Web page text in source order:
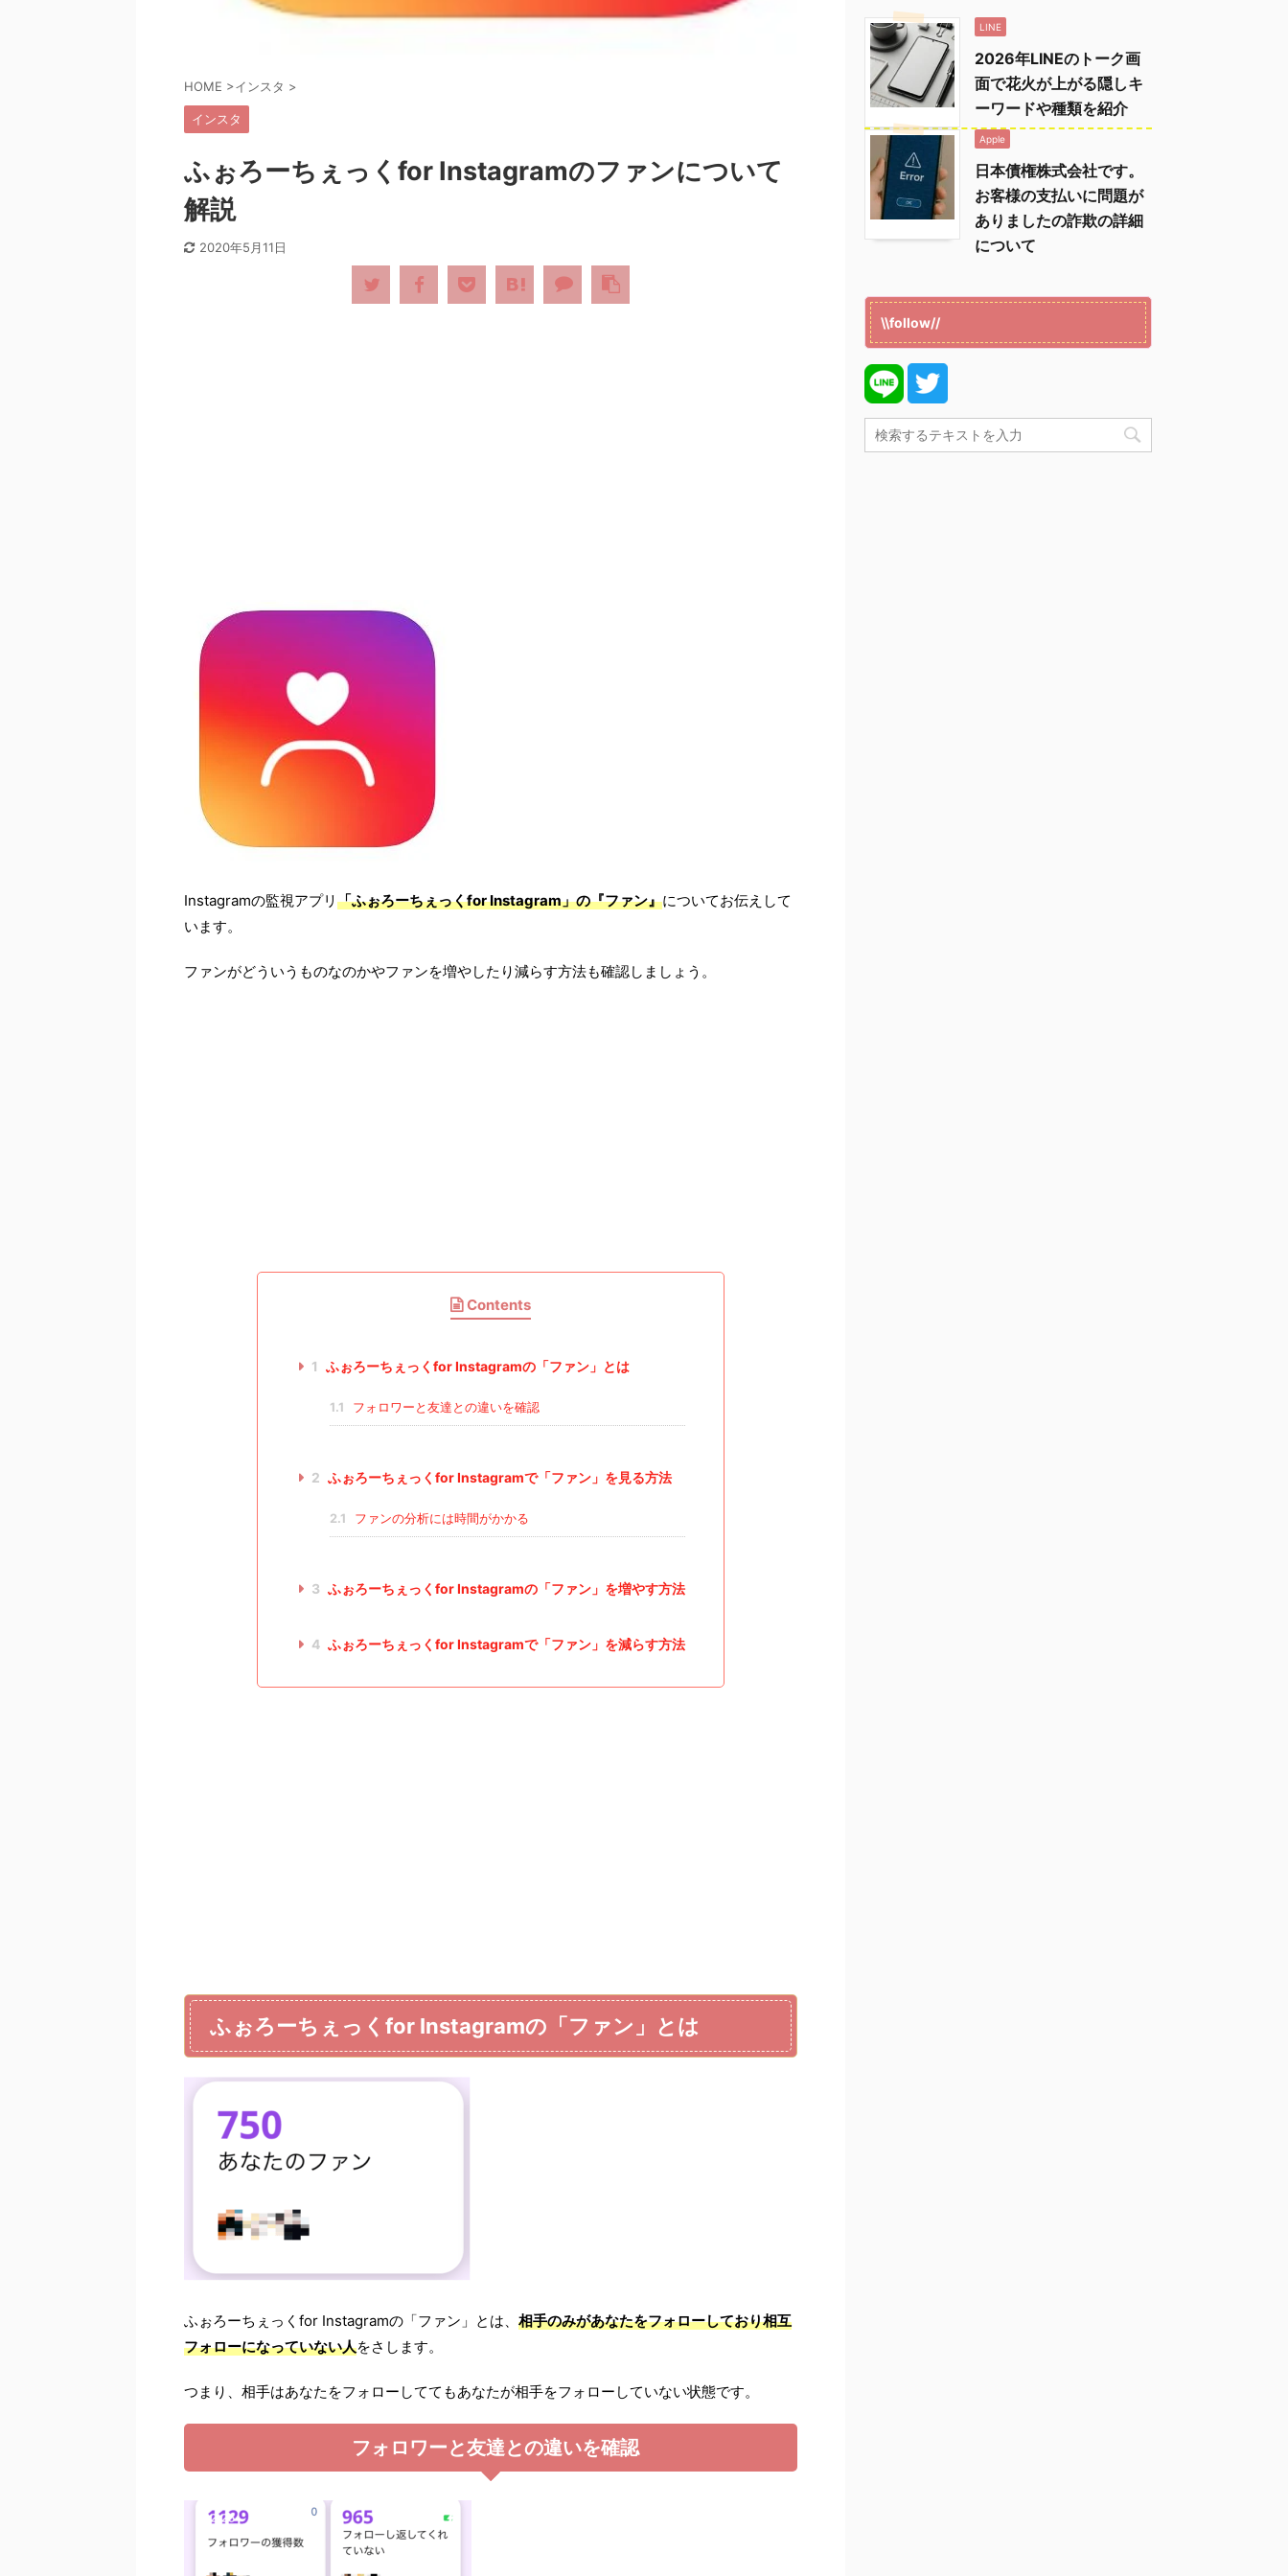
HOME >インスタ >
インスタ
ふぉろーちぇっくfor Instagramのファンについて
解説
2020年5月11日
Instagramの監視アプリ 「ふぉろーちぇっくfor Instagram」の『ファン』についてお伝えして
います。
ファンがどういうものなのかやファンを増やしたり減らす方法も確認しましょう。
Contents
1 ふぉろーちぇっくfor Instagramの「ファン」とは
1.1 フォロワーと友達との違いを確認
2 ふぉろーちぇっくfor Instagramで「ファン」を見る方法
2.1 ファンの分析には時間がかかる
3 ふぉろーちぇっくfor Instagramの「ファン」を増やす方法
4 ふぉろーちぇっくfor Instagramで「ファン」を減らす方法
ふぉろーちぇっくfor Instagramの「ファン」とは
ふぉろーちぇっくfor Instagramの「ファン」とは、 相手のみがあなたをフォローしており相互
フォローになっていない人をさします。
つまり、相手はあなたをフォローしててもあなたが相手をフォローしていない状態です。
フォロワーと友達との違いを確認
LINE
2026年LINEのトーク画
面で花火が上がる隠しキ
ーワードや種類を紹介
Apple
日本債権株式会社です。
お客様の支払いに問題が
ありましたの詐欺の詳細
について
\\follow//